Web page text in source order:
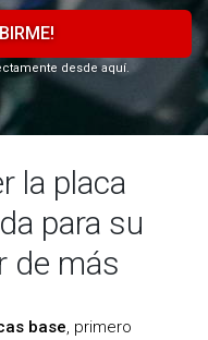
desde aquí.
la placa
para su
de más
base, primero